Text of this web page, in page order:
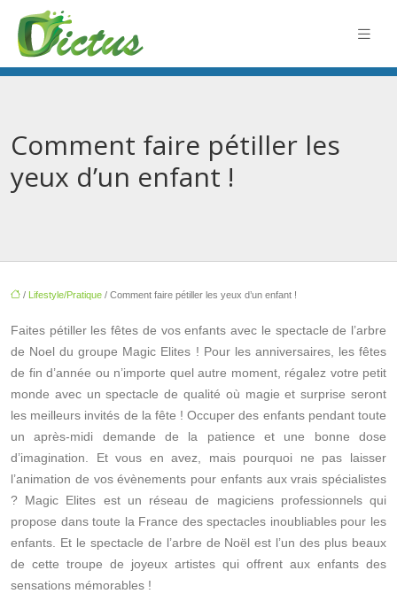
Comment faire pétiller les
yeux d’un enfant !
/ Lifestyle/Pratique / Comment faire pétiller les yeux d’un enfant !
Faites pétiller les fêtes de vos enfants avec le spectacle de l’arbre
de Noel du groupe Magic Elites ! Pour les anniversaires, les fêtes
de fin d’année ou n’importe quel autre moment, régalez votre petit
monde avec un spectacle de qualité où magie et surprise seront
les meilleurs invités de la fête !Occuper des enfants pendant toute
un après-midi demande de la patience et une bonne dose
d’imagination. Et vous en avez, mais pourquoi ne pas laisser
l’animation de vos évènements pour enfants aux vrais spécialistes
? Magic Elites est un réseau de magiciens professionnels qui
propose dans toute la France des spectacles inoubliables pour les
enfants. Et le spectacle de l’arbre de Noël est l’un des plus beaux
de cette troupe de joyeux artistes qui offrent aux enfants des
sensations mémorables !